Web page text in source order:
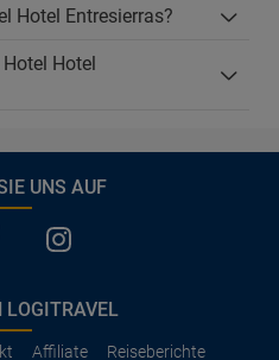
Hotel Entresierras?
Hotel
UNS AUF
LOGITRAVEL
Affiliate Reiseberichte